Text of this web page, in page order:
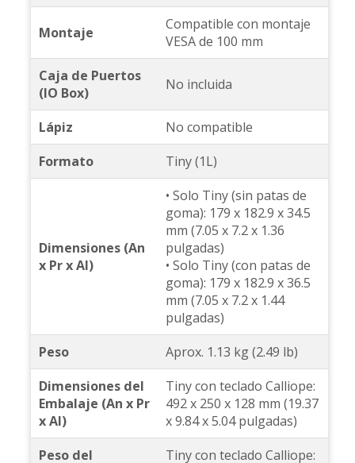
Montaje
Compatible con montaje
VESA de 100 mm
Caja de Puertos
(IO Box)
No incluida
Lápiz
No compatible
Formato
Tiny (1L)
Dimensiones (An
x Pr x Al)
• Solo Tiny (sin patas de
goma): 179 x 182.9 x 34.5
mm (7.05 x 7.2 x 1.36
pulgadas)
• Solo Tiny (con patas de
goma): 179 x 182.9 x 36.5
mm (7.05 x 7.2 x 1.44
pulgadas)
Peso
Aprox. 1.13 kg (2.49 lb)
Dimensiones del
Embalaje (An x Pr
x Al)
Tiny con teclado Calliope:
492 x 250 x 128 mm (19.37
x 9.84 x 5.04 pulgadas)
Peso del
Tiny con teclado Calliope: